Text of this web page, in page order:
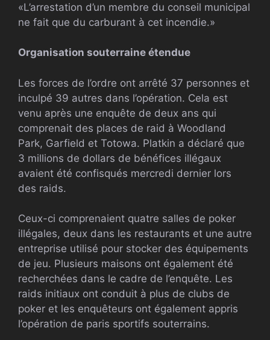
«L’arrestation d’un membre du conseil municipal
ne fait que du carburant à cet incendie.»
Organisation souterraine étendue
Les forces de l’ordre ont arrêté 37 personnes et
inculpé 39 autres dans l’opération. Cela est
venu après une enquête de deux ans qui
comprenait des places de raid à Woodland
Park, Garfield et Totowa. Platkin a déclaré que
3 millions de dollars de bénéfices illégaux
avaient été confisqués mercredi dernier lors
des raids.
Ceux-ci comprenaient quatre salles de poker
illégales, deux dans les restaurants et une autre
entreprise utilisé pour stocker des équipements
de jeu. Plusieurs maisons ont également été
recherchées dans le cadre de l’enquête. Les
raids initiaux ont conduit à plus de clubs de
poker et les enquêteurs ont également appris
l’opération de paris sportifs souterrains.